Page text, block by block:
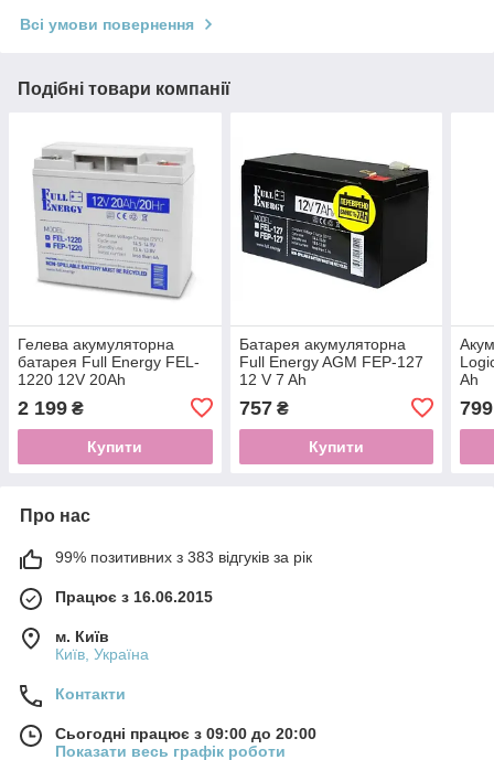
Всі умови повернення
Подібні товари компанії
Гелева акумуляторна
батарея Full Energy FEL-
1220 12V 20Ah
2 199 ₴
Купити
Батарея акумуляторна
Full Energy AGM FEP-127
12 V 7 Ah
757₴
Купити
Ah
799
Про нас
99% позитивних з 383 відгуків за рік
Працює з 16.06.2015
м. Київ
Київ, Україна
Контакти
Сьогодні працює з 09:00 до 20:00
Показати весь графік роботи